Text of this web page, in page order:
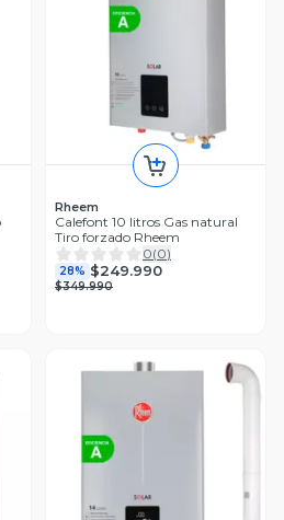
Rheem
Calefont 10 litros Gas natural
Tiro forzado Rheem
0(0)
28% $249.990
$349.990